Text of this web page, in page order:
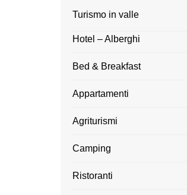
Turismo in valle
Hotel – Alberghi
Bed & Breakfast
Appartamenti
Agriturismi
Camping
Ristoranti